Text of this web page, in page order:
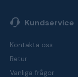
Kundservice
Kontakta oss
Retur
Vanliga frågor